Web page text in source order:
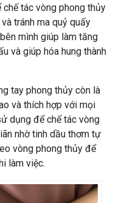
tác vòng phong thủy
tránh ma quỷ quấy
mình giúp làm tăng
và giúp hóa hung thành
tay phong thủy còn là
và thích hợp với mọi
dụng để chế tác vòng
nhờ tinh dầu thơm tự
vòng phong thủy để
làm việc.